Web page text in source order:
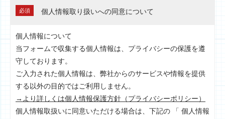
必須 個人情報取り扱いへの同意について
個人情報について
当フォームで収集する個人情報は、プライバシーの保護を遵
守しております。
ご入力された個人情報は、弊社からのサービスや情報を提供
する以外の目的ではご利用しません。
→より詳しくは個人情報保護方針（プライバシーポリシー）
個人情報取扱いに同意いただける場合は、下記の 「 個人情報